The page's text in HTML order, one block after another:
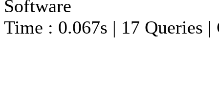
Software
Time : 0.067s | 17 Queries